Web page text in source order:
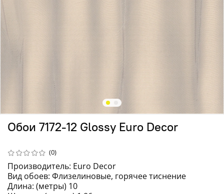
(0)
Обои 7172-12 Glossy Euro Decor
Производитель: Euro Decor
Вид обоев: Флизелиновые, горячее тиснение
Длина: (метры) 10